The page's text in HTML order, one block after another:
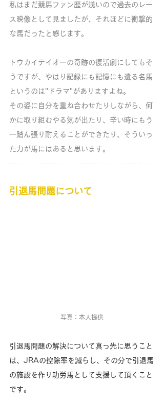
私はまだ競馬ファン歴が浅いので過去のレー
ス映像として見ましたが、それほどに衝撃的
な馬だったと感じます。
トウカイテイオーの奇跡の復活劇にしてもそ
うですが、やはり記録にも記憶にも遺る名馬
というのは"ドラマ"がありますよね。
その姿に自分を重ね合わせたりしながら、何
かに取り組むやる気が出たり、辛い時にもう
一踏ん張り耐えることができたり、そういっ
た力が馬にはあると思います。
引退馬問題について
写真：本人提供
引退馬問題の解決について真っ先に思うこと
は、JRAの控除率を減らし、その分で引退馬
の施設を作り功労馬として支援して頂くこと
です。